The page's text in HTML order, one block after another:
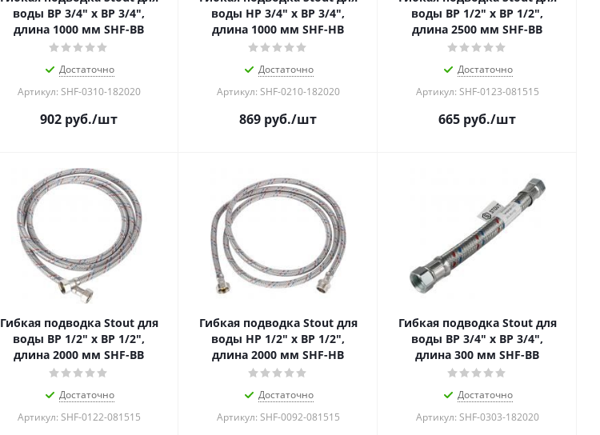
воды ВР 3/4" х ВР 3/4",
длина 1000 мм SHF-ВB
Достаточно
Артикул: SHF-0310-182020
902 руб./шт
воды НР 3/4" х ВР 3/4",
длина 1000 мм SHF-НB
Достаточно
Артикул: SHF-0210-182020
869 руб./шт
воды ВР 1/2" х ВР 1/2",
длина 2500 мм SHF-BB
Достаточно
Артикул: SHF-0123-081515
665 руб./шт
Гибкая подводка Stout для
воды ВР 1/2" х ВР 1/2",
длина 2000 мм SHF-BB
Достаточно
Артикул: SHF-0122-081515
Гибкая подводка Stout для
воды НР 1/2" х ВР 1/2",
длина 2000 мм SHF-НB
Достаточно
Артикул: SHF-0092-081515
Гибкая подводка Stout для
воды ВР 3/4" х ВР 3/4",
длина 300 мм SHF-ВB
Достаточно
Артикул: SHF-0303-182020